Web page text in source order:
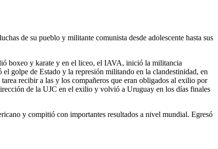
de su pueblo y militante comunista desde adolescente hasta sus
boxeo y karate y en el liceo, el IAVA, inició la militancia
golpe de Estado y la represión militando en la clandestinidad, en
recibir a las y los compañeros que eran obligados al exilio por
de la UJC en el exilio y volvió a Uruguay en los días finales
y compitió con importantes resultados a nivel mundial. Egresó